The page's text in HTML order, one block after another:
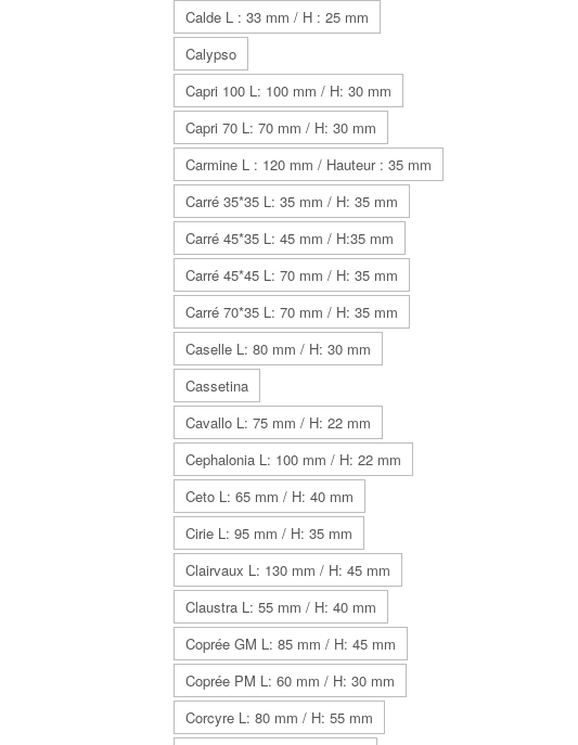
Calde L : 33 mm / H : 25 mm
Calypso
Capri 100 L: 100 mm / H: 30 mm
Capri 70 L: 70 mm / H: 30 mm
Carmine L : 120 mm / Hauteur : 35 mm
Carré 35*35 L: 35 mm / H: 35 mm
Carré 45*35 L: 45 mm / H:35 mm
Carré 45*45 L: 70 mm / H: 35 mm
Carré 70*35 L: 70 mm / H: 35 mm
Caselle L: 80 mm / H: 30 mm
Cassetina
Cavallo L: 75 mm / H: 22 mm
Cephalonia L: 100 mm / H: 22 mm
Ceto L: 65 mm / H: 40 mm
Cirie L: 95 mm / H: 35 mm
Clairvaux L: 130 mm / H: 45 mm
Claustra L: 55 mm / H: 40 mm
Coprée GM L: 85 mm / H: 45 mm
Coprée PM L: 60 mm / H: 30 mm
Corcyre L: 80 mm / H: 55 mm